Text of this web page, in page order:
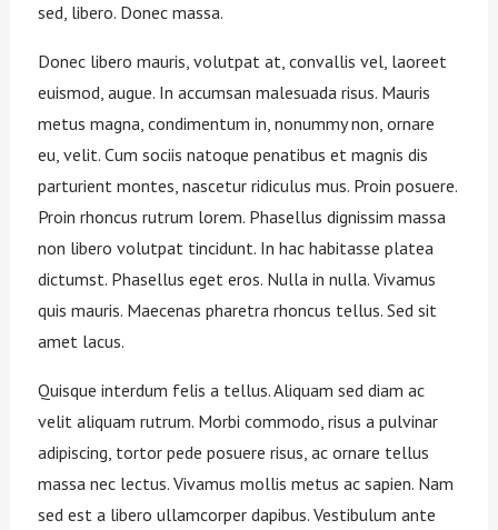
sed, libero. Donec massa.
Donec libero mauris, volutpat at, convallis vel, laoreet
euismod, augue. In accumsan malesuada risus. Mauris
metus magna, condimentum in, nonummy non, ornare
eu, velit. Cum sociis natoque penatibus et magnis dis
parturient montes, nascetur ridiculus mus. Proin posuere.
Proin rhoncus rutrum lorem. Phasellus dignissim massa
non libero volutpat tincidunt. In hac habitasse platea
dictumst. Phasellus eget eros. Nulla in nulla. Vivamus
quis mauris. Maecenas pharetra rhoncus tellus. Sed sit
amet lacus.
Quisque interdum felis a tellus. Aliquam sed diam ac
velit aliquam rutrum. Morbi commodo, risus a pulvinar
adipiscing, tortor pede posuere risus, ac ornare tellus
massa nec lectus. Vivamus mollis metus ac sapien. Nam
sed est a libero ullamcorper dapibus. Vestibulum ante